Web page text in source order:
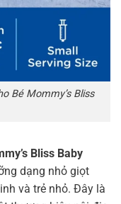
Bé Mommy’s Bliss
Bliss Baby
dạng nhỏ giọt
và trẻ nhỏ. Đây là